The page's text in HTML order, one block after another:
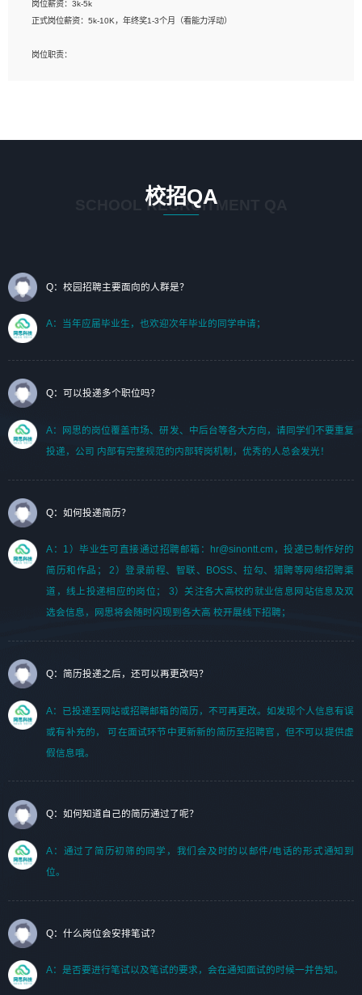
标志及吉祥物设计，效果图后期处理等。
1、艺术设计类相关专业；（其中需求分析顾问不限专业）
岗位薪资：3k-5k
正式岗位薪资：5k-10K，年终奖1-3个月（看能力浮动）
岗位职责：
2. 熟悉 前端常用框架, 能独立完成设计给予的 UI 效果;
3. 有良好的代码习惯, 低级错误出现频率低;
7. 了解或熟悉 WebGL 及相关框架优先。
（岗位人员专职于行业应用解决方案、项目申报方案、投标方案的策划编写）
校招QA
SCHOOL RECRUITMENT QA
Q：校园招聘主要面向的人群是？
A：当年应届毕业生，也欢迎次年毕业的同学申请；
Q：可以投递多个职位吗？
A：网思的岗位覆盖市场、研发、中后台等各大方向，请同学们不要重复
投递，公司 内部有完整规范的内部转岗机制，优秀的人总会发光！
Q：如何投递简历？
A：1）毕业生可直接通过招聘邮箱：hr@sinontt.cm，投递已制作好的
简历和作品； 2）登录前程、智联、BOSS、拉勾、猎聘等网络招聘渠
道，线上投递相应的岗位； 3）关注各大高校的就业信息网站信息及双
选会信息，网思将会随时闪现到各大高 校开展线下招聘；
Q：简历投递之后，还可以再更改吗？
A：已投递至网站或招聘邮箱的简历，不可再更改。如发现个人信息有误
或有补充的， 可在面试环节中更新新的简历至招聘官，但不可以提供虚
假信息哦。
Q：如何知道自己的简历通过了呢？
A：通过了简历初筛的同学，我们会及时的以邮件/电话的形式通知到
位。
Q：什么岗位会安排笔试？
A：是否要进行笔试以及笔试的要求，会在通知面试的时候一并告知。